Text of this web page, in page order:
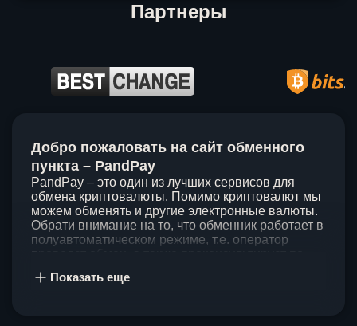
Партнеры
Добро пожаловать на сайт обменного
пункта – PandPay
PandPay – это один из лучших сервисов для
обмена криптовалюты. Помимо криптовалют мы
можем обменять и другие электронные валюты.
Обрати внимание на то, что обменник работает в
полуавтоматическом режиме, т.е. оператор
клиентов, поэтому стараемся проводить обмены
Показать еще